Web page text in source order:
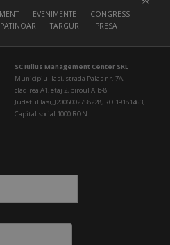
EVENIMENTE
CONGRESS HALL
PATINOAR TARGURI PRESA
SC Iulius Management Center SRL
Municipiul Iasi, strada Palas nr. 7A,
cladirea A1, etaj 2, biroul A.b-8
Judetul Iasi, J2006002758228, RO 19181463,
Capital social 1000 RON